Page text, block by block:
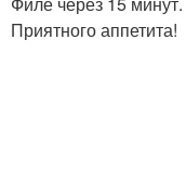
Приятного аппетита!